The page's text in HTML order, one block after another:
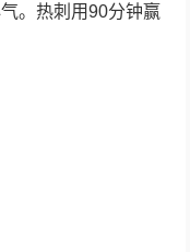
。热刺用90分钟赢